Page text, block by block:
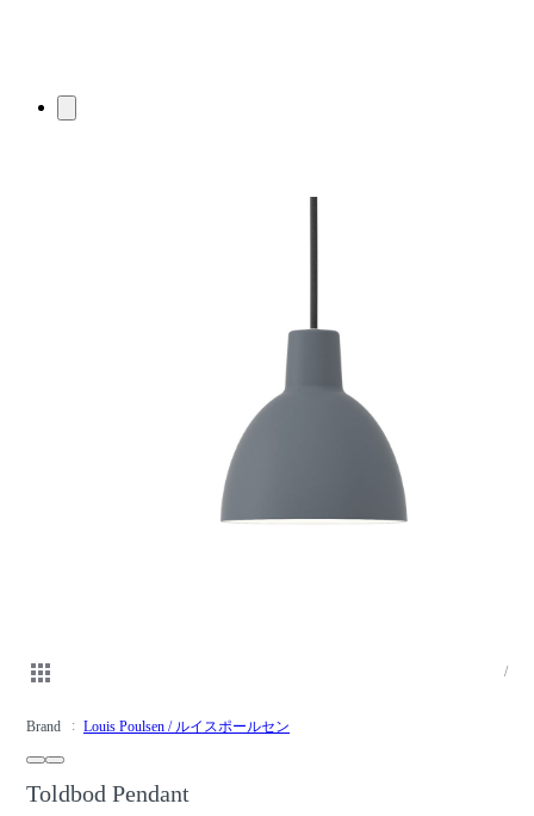
/
Brand Louis Poulsen / ルイスポールセン
Toldbod Pendant